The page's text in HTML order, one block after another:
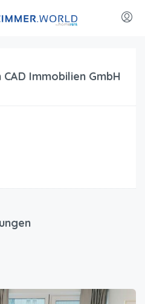
CAD Immobilien GmbH